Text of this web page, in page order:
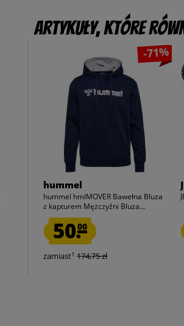
Artykuły, które
-71%
hummel
hummel hmlMOVER Bawełna Bluza
z kapturem Mężczyźni Bluza...
50.00
zamiast1 174,75 zł